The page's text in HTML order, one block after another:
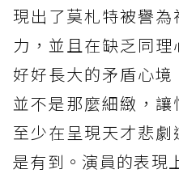
現出了莫札特被譽
力，並且在缺乏同
好好長大的矛盾心
並不是那麼細緻，讓
至少在呈現天才悲
是有到。演員的表現